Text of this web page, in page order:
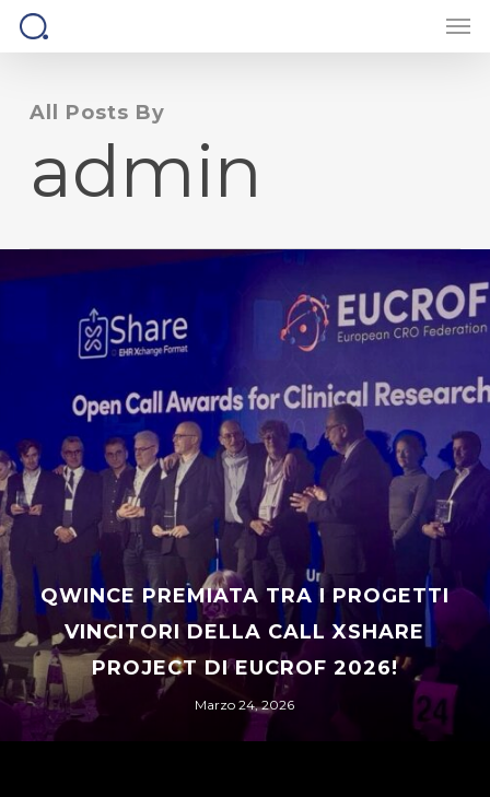
Skip
contentAll Posts By
admin
QWINCE PREMIATA TRA I PROGETTI
VINCITORI DELLA CALL XSHARE
PROJECT DI EUCROF 2026!
Marzo 24, 2026